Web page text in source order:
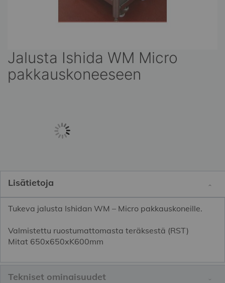
Jalusta Ishida WM Micro
pakkauskoneeseen
Skip
to
the
Lisätietoja
Tukeva jalusta Ishidan WM – Micro pakkauskoneille.
Valmistettu ruostumattomasta teräksestä (RST)
Mitat 650x650xK600mm
Tekniset ominaisuudet